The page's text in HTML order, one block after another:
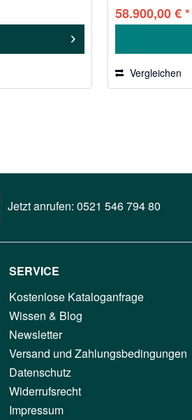
58.900,00 € *
Vergleichen
Jetzt anrufen: 0521 546 794 80
SERVICE
Kostenlose Kataloganfrage
Wissen & Blog
Newsletter
Versand und Zahlungsbedingungen
Datenschutz
Widerrufsrecht
Impressum